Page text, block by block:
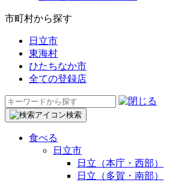
市町村から探す
日立市
東海村
ひたちなか市
全ての登録店
検
索:
検索
食べる
日立市
日立（本庁・西部）
日立（多賀・南部）